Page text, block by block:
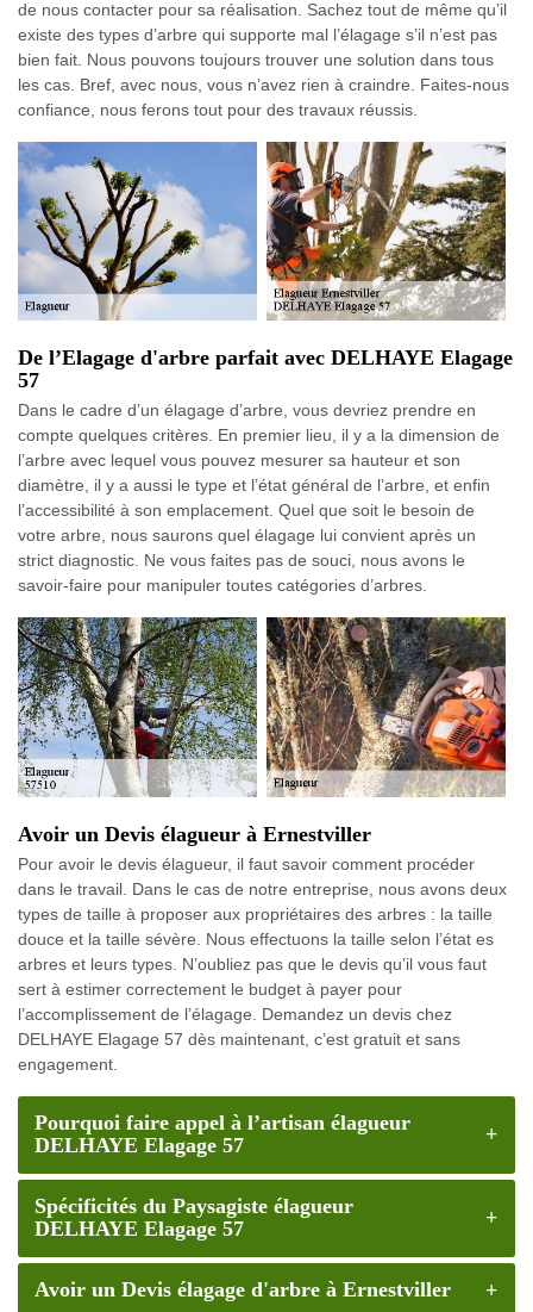
de nous contacter pour sa réalisation. Sachez tout de même qu’il
existe des types d’arbre qui supporte mal l’élagage s’il n’est pas
bien fait. Nous pouvons toujours trouver une solution dans tous
les cas. Bref, avec nous, vous n’avez rien à craindre. Faites-nous
confiance, nous ferons tout pour des travaux réussis.
De l’Elagage d'arbre parfait avec DELHAYE Elagage
57
Dans le cadre d’un élagage d’arbre, vous devriez prendre en
compte quelques critères. En premier lieu, il y a la dimension de
l’arbre avec lequel vous pouvez mesurer sa hauteur et son
diamètre, il y a aussi le type et l’état général de l’arbre, et enfin
l’accessibilité à son emplacement. Quel que soit le besoin de
votre arbre, nous saurons quel élagage lui convient après un
strict diagnostic. Ne vous faites pas de souci, nous avons le
savoir-faire pour manipuler toutes catégories d’arbres.
Avoir un Devis élagueur à Ernestviller
Pour avoir le devis élagueur, il faut savoir comment procéder
dans le travail. Dans le cas de notre entreprise, nous avons deux
types de taille à proposer aux propriétaires des arbres : la taille
douce et la taille sévère. Nous effectuons la taille selon l’état es
arbres et leurs types. N’oubliez pas que le devis qu’il vous faut
sert à estimer correctement le budget à payer pour
l’accomplissement de l’élagage. Demandez un devis chez
DELHAYE Elagage 57 dès maintenant, c’est gratuit et sans
engagement.
Pourquoi faire appel à l’artisan élagueur
DELHAYE Elagage 57
Spécificités du Paysagiste élagueur
DELHAYE Elagage 57
Avoir un Devis élagage d'arbre à Ernestviller